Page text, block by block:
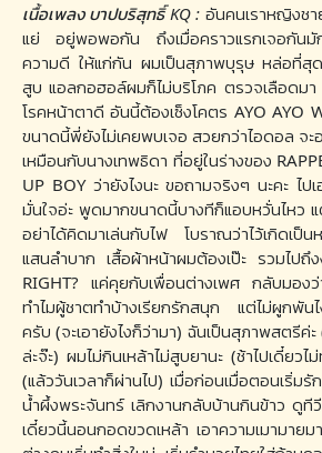
เนื้อเพลง บาปบริสุทธิ์ KQ : อันคนเราหญิงช
แย่ อยู่พอพอกัน ถึงเมื่อคราวแรกเจอกัน
ความดี ให้แก่กัน ผมเป็นสุภาพบุรุษ หล่อที่สุ
สูบ แอลกอฮอล์ผมก็ไม่บริโภค ตรวจเลือดมา
โรคหน้าตาดี อันนี้ต้องเซ็งโคตร AYO AYO
ขนาดนี้พี่ยังไม่เคยพบเจอ สวยกว่าไอดอล จะ
เหมือนกับนางเทพธิดา ที่อยู่ในร่างของ
UP BOY ว่ายังไงนะ ขอถามจริงๆ นะคะ ไปเ
มั่นใจอ่ะ พูดมากขนาดนี้บางทีก็แอบหวั่นไหว
อย่าได้คิดมาเล่นกับไฟ โบราณว่าไว้เกิดเ
แสนลำบาก เสื้อผ้าหน้าผมต้องเป๊ะ รวมไปถึ
RIGHT? แค่คุยกับเพื่อนต่างเพศ กลับมอง
ทำไมผู้ชาตทำบ้างเรียกรักสนุก แต่ไม่ผูกพั
ครับ (จะเอายังไงก็ว่ามา) ฉันเป็นสุภาพสตรีค่ะ
ล่ะจ๊ะ) ผมไม่กินเหล้าไม่สูบยานะ (ช้าไปเดี๋ยวไ
(แล้ววันเวลาก็ผ่านไป) เมื่อก่อนเมื่อตอนเริ่ม
น้ำผึ้งพระจันทร์ เลิกงานกลับบ้านกินข้าว ดูที
เดี๋ยวนี้นอนกอดขวดเหล้า เอาความเมามาย